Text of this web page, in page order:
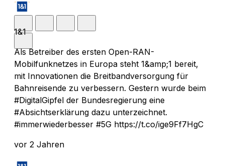
1&1
Als Betreiber des ersten Open-RAN-
Mobilfunknetzes in Europa steht 1&amp;1 bereit,
mit Innovationen die Breitbandversorgung für
Bahnreisende zu verbessern. Gestern wurde beim
#DigitalGipfel der Bundesregierung eine
#Absichtserklärung dazu unterzeichnet.
#immerwiederbesser #5G https://t.co/ige9Ff7HgC
vor 2 Jahren